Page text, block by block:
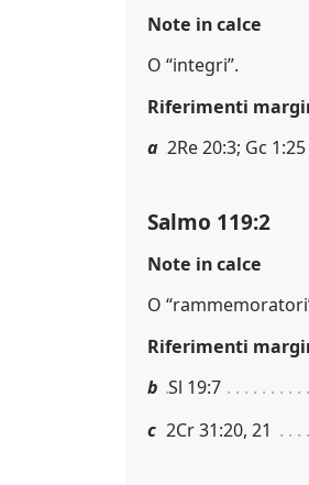
Note in calce
O “integri”.
Riferimenti
a 2Re 20:3; Gc 1:25
Salmo 119:2
Note in calce
O
Riferimenti
b Sl 19:7
c 2Cr 31:20, 21